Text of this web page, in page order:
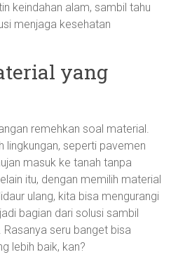
keindahan alam, sambil tahu
menjaga kesehatan
yang
remehkan soal material.
lingkungan, seperti pavemen
masuk ke tanah tanpa
itu, dengan memilih material
ulang, kita bisa mengurangi
bagian dari solusi sambil
seru banget bisa
lebih baik, kan?